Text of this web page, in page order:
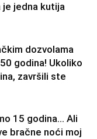
je jedna kutija
dozvolama
godina! Ukoliko
završili ste
15 godina… Ali
bračne noći moj